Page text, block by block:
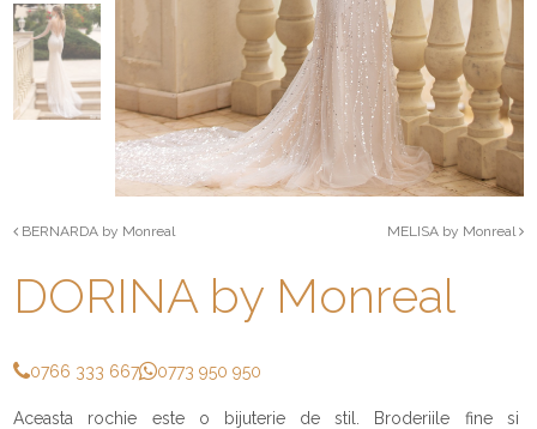
BERNARDA by Monreal MELISA by Monreal
DORINA by Monreal
0766 333 667 0773 950 950
Aceasta rochie este o bijuterie de stil. Broderiile fine si